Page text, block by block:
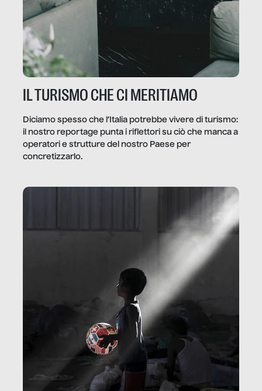
IL TURISMO CHE CI MERITIAMO
Diciamo spesso che l’Italia potrebbe vivere di turismo:
il nostro reportage punta i riflettori su ciò che manca a
operatori e strutture del nostro Paese per
concretizzarlo.